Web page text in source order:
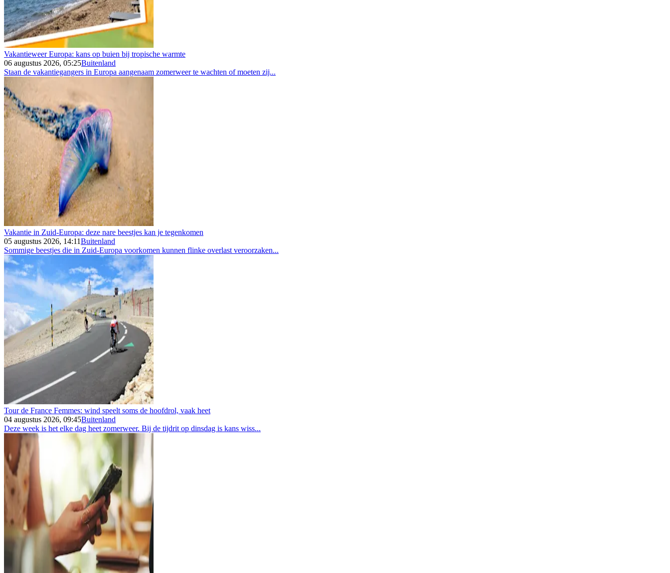
Vakantieweer Europa: kans op buien bij tropische warmte
06 augustus 2026, 05:25Buitenland
Staan de vakantiegangers in Europa aangenaam zomerweer te wachten of moeten zij...
Vakantie in Zuid-Europa: deze nare beestjes kan je tegenkomen
05 augustus 2026, 14:11Buitenland
Sommige beestjes die in Zuid-Europa voorkomen kunnen flinke overlast veroorzaken...
Tour de France Femmes: wind speelt soms de hoofdrol, vaak heet
04 augustus 2026, 09:45Buitenland
Deze week is het elke dag heet zomerweer. Bij de tijdrit op dinsdag is kans wiss...